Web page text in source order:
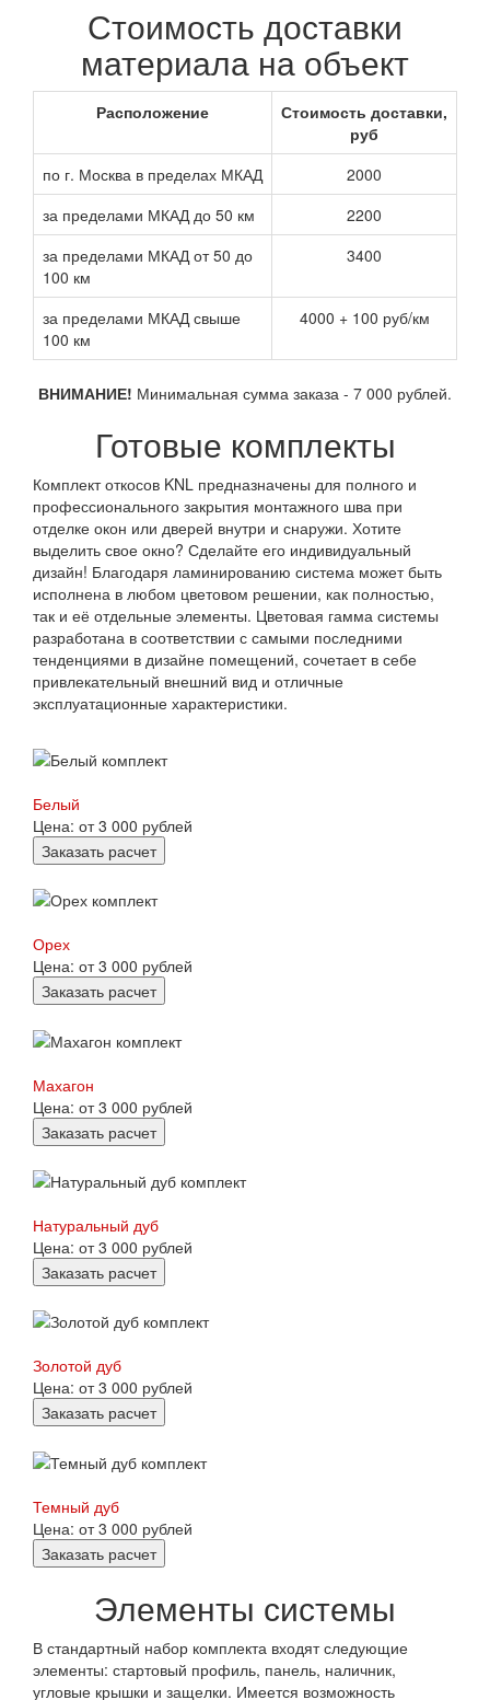
Стоимость доставки
материала на объект
Расположение
Стоимость доставки,
руб
по г. Москва в пределах МКАД
2000
за пределами МКАД до 50 км
2200
за пределами МКАД от 50 до
100 км
3400
за пределами МКАД свыше
100 км
4000 + 100 руб/км
ВНИМАНИЕ! Минимальная сумма заказа - 7 000 рублей.
Готовые комплекты
Комплект откосов KNL предназначены для полного и
профессионального закрытия монтажного шва при
отделке окон или дверей внутри и снаружи. Хотите
выделить свое окно? Сделайте его индивидуальный
дизайн! Благодаря ламинированию система может быть
исполнена в любом цветовом решении, как полностью,
так и её отдельные элементы. Цветовая гамма системы
разработана в соответствии с самыми последними
тенденциями в дизайне помещений, сочетает в себе
привлекательный внешний вид и отличные
эксплуатационные характеристики.
Белый
Цена: от 3 000 рублей
Заказать расчет
Орех
Цена: от 3 000 рублей
Заказать расчет
Махагон
Цена: от 3 000 рублей
Заказать расчет
Натуральный дуб
Цена: от 3 000 рублей
Заказать расчет
Золотой дуб
Цена: от 3 000 рублей
Заказать расчет
Темный дуб
Цена: от 3 000 рублей
Заказать расчет
Элементы системы
В стандартный набор комплекта входят следующие
элементы: стартовый профиль, панель, наличник,
угловые крышки и защелки. Имеется возможность